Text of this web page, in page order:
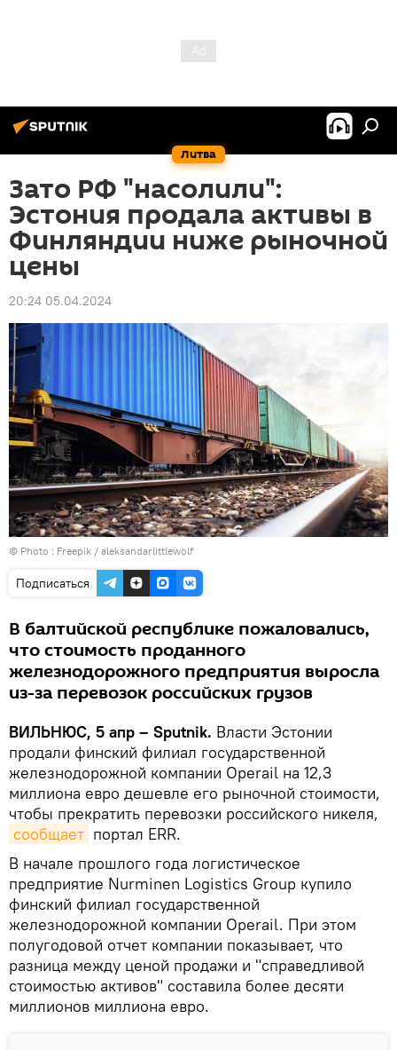
Литва
Зато РФ "насолили":
Эстония продала активы в
Финляндии ниже рыночной
цены
20:24 05.04.2024
© Photo : Freepik / aleksandarlittlewolf
Подписаться
В балтийской республике пожаловались,
что стоимость проданного
железнодорожного предприятия выросла
из-за перевозок российских грузов
ВИЛЬНЮС, 5 апр – Sputnik. Власти Эстонии
продали финский филиал государственной
железнодорожной компании Operail на 12,3
миллиона евро дешевле его рыночной стоимости,
чтобы прекратить перевозки российского никеля,
сообщает портал ERR.
В начале прошлого года логистическое
предприятие Nurminen Logistics Group купило
финский филиал государственной
железнодорожной компании Operail. При этом
полугодовой отчет компании показывает, что
разница между ценой продажи и "справедливой
стоимостью активов" составила более десяти
миллионов миллиона евро.